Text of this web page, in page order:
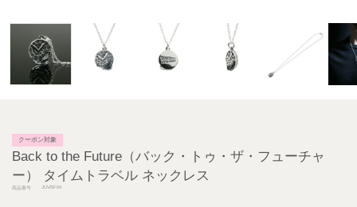
クーポン対象
Back to the Future（バック・トゥ・ザ・フューチャ
ー） タイムトラベル ネックレス
商品番号 JUVBF04